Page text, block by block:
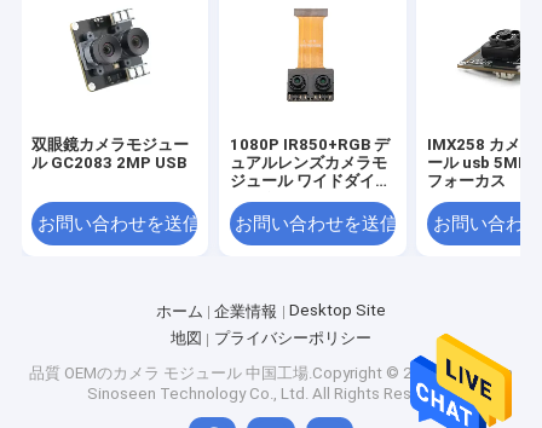
ビデオ
双眼鏡カメラモジュー
ル GC2083 2MP USB
お問い合わせを送信
1080P IR850+RGB デ
ュアルレンズカメラモ
ジュール ワイドダイナ
ミック60フレーム
MIPIインターフェース
お問い合わせを送信
IMX258 カメラ
ール usb 5MP
フォーカス
お問い合わ
シンセンSinoseenの技術Co.、株式会社は2009年3月に確立され
た。終わる十年のために、Sinoseenは設計および開発の製造業か
らのさまざまなOEM/ODMによってカスタマイズされるCMOSの
画像処理の解決を顧客に与えることに専用されていたアフターセ
ールスのワンストップservice.weに競争価格および最もよい質の
ホーム 企業情報
Desktop Site
地図
プライバシーポリシー
品質 OEMのカメラ モジュール 中国工場.Copyright © 2026 Shenzhen
Sinoseen Technology Co., Ltd. All Rights Reserved.